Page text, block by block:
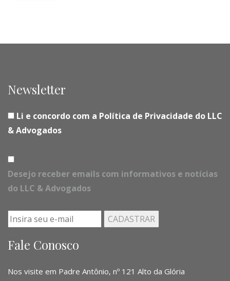
Newsletter
Li e concordo com a Política de Privacidade do LLC
& Advogados
Desejo receber emails com informativos e notícias
do LLC & Advogados
Fale Conosco
Nos visite em Padre Antônio, nº 121 Alto da Glória